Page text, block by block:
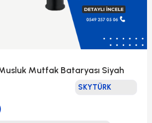
Mutfak Bataryası Siyah
SKYTÜRK